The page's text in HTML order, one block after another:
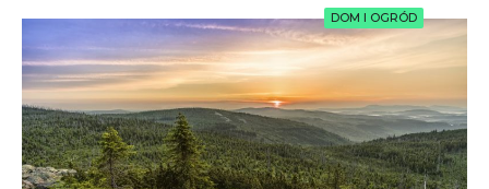
DOM I OGRÓD